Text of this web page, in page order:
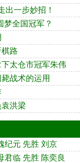
出一步妙招！
梦全国冠军？
路
太仓市冠军朱伟
战术的运用
洪梁
纪元 先胜 刘京
君临 先胜 陈奕良